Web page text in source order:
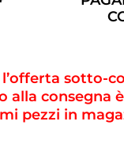
sotto-
alla consegna
pezzi in